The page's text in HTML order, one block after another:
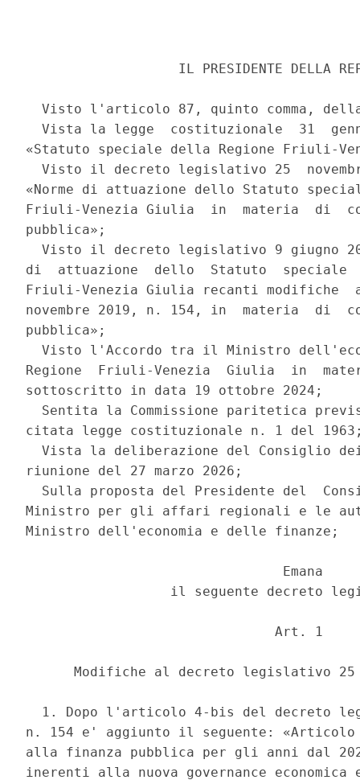
IL PRESIDENTE DELLA
Visto l'articolo 87, quinto comma,
Vista la legge  costituzionale  31
«Statuto speciale della Regione Friuli-
Visto il decreto legislativo 25
«Norme di attuazione dello Statuto
Friuli-Venezia Giulia  in  materia  di
pubblica»;
Visto il decreto legislativo 9 giugno
di  attuazione  dello  Statuto  speciale
Friuli-Venezia Giulia recanti modifiche
novembre 2019, n. 154, in  materia  di
pubblica»;
Visto l'Accordo tra il Ministro
Regione  Friuli-Venezia  Giulia  in
sottoscritto in data 19 ottobre 2024;
Sentita la Commissione paritetica
citata legge costituzionale n. 1 del
Vista la deliberazione del Consiglio
riunione del 27 marzo 2026;
Sulla proposta del Presidente del
Ministro per gli affari regionali e le
Ministro dell'economia e delle finanze;
                                Emana
il seguente decreto
                               Art. 1
Modifiche al decreto legislativo
1. Dopo l'articolo 4-bis del decreto
n. 154 e' aggiunto il seguente:
alla finanza pubblica per gli anni dal
inerenti alla nuova governance